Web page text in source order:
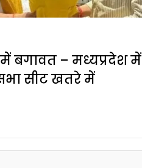
बगावत – मध्यप्रदेश में
सीट खतरे में